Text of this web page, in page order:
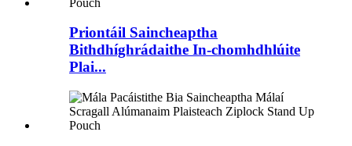
Priontáil Saincheaptha
Bithdhíghrádaithe In-chomhdhlúite
Plai...